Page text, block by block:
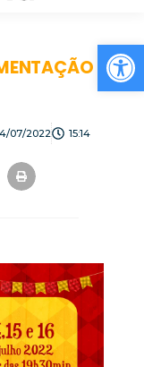
07/2022 15:14